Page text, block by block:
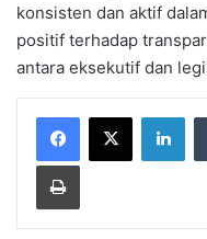
konsisten dan aktif
positif terhadap
antara eksekutif dan